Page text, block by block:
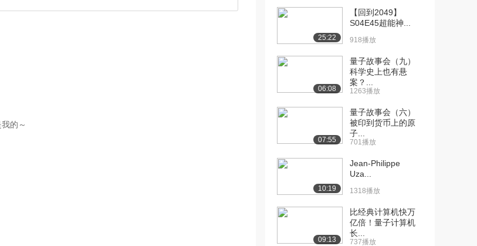
的～
25:22
【回到2049】
S04E45超能神...
918播放
06:08
量子故事会（九）
科学史上也有悬
案？...
1263播放
07:55
量子故事会（六）
被印到货币上的原
子...
701播放
10:19
Jean-Philippe
Uza...
1318播放
09:13
比经典计算机快万
亿倍！量子计算机
长...
737播放